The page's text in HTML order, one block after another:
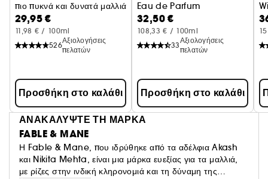
πιο πυκνά και δυνατά μαλλιά
29,95 €
11,98 € / 100ml
526
Αξιολογήσεις
πελατών
Προσθήκη στο καλάθι
Eau de Parfum
32,50 €
108,33 € / 100ml
33
Αξιολογήσεις
πελατών
Προσθήκη στο καλάθι
ΑΝΑΚΑΛΥΨΤΕ ΤΗ ΜΑΡΚΑ
FABLE & MANE
Η Fable & Mane, που ιδρύθηκε από τα αδέλφια Akash
και Nikita Mehta, είναι μια μάρκα ευεξίας για τα μαλλιά,
με ρίζες στην ινδική κληρονομιά και τη δύναμη της